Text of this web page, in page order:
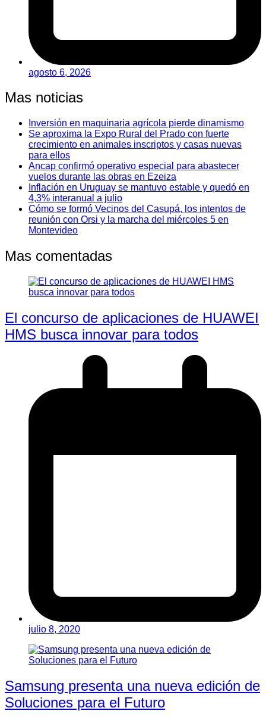
agosto 6, 2026
Mas noticias
Inversión en maquinaria agrícola pierde dinamismo
Se aproxima la Expo Rural del Prado con fuerte
crecimiento en animales inscriptos y casas nuevas
para ellos
Ancap confirmó operativo especial para abastecer
vuelos durante las obras en Ezeiza
Inflación en Uruguay se mantuvo estable y quedó en
4,3% interanual a julio
Cómo se formó Vecinos del Casupá, los intentos de
reunión con Orsi y la marcha del miércoles 5 en
Montevideo
Mas comentadas
El concurso de aplicaciones de HUAWEI
HMS busca innovar para todos
julio 8, 2020
Samsung presenta una nueva edición de
Soluciones para el Futuro